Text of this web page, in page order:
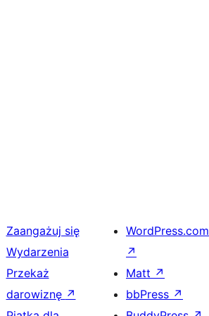
Zaangażuj się
Wydarzenia
Przekaż
darowiznę ↗
WordPress.com
↗
Matt ↗
bbPress ↗